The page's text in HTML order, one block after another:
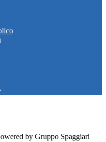
by Gruppo Spaggiari